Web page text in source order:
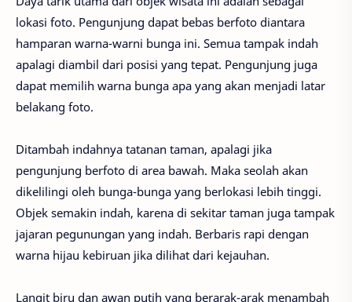
lokasi foto. Pengunjung dapat bebas berfoto diantara
hamparan warna-warni bunga ini. Semua tampak indah
apalagi diambil dari posisi yang tepat. Pengunjung juga
dapat memilih warna bunga apa yang akan menjadi latar
belakang foto.
Ditambah indahnya tatanan taman, apalagi jika
pengunjung berfoto di area bawah. Maka seolah akan
dikelilingi oleh bunga-bunga yang berlokasi lebih tinggi.
Objek semakin indah, karena di sekitar taman juga tampak
jajaran pegunungan yang indah. Berbaris rapi dengan
warna hijau kebiruan jika dilihat dari kejauhan.
Langit biru dan awan putih yang berarak-arak menambah